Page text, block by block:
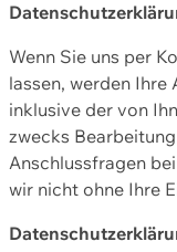
Wenn Sie uns per
lassen, werden
inklusive der von
zwecks
Anschlussfragen
wir nicht ohne Ihre